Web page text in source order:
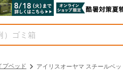
プベッド アイリスオーヤマ スチールベ